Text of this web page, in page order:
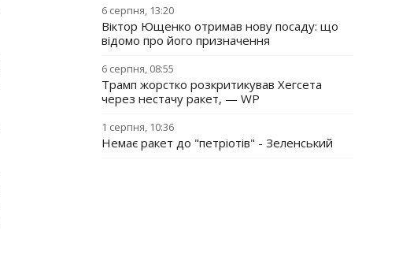
6 серпня, 13:20
Віктор Ющенко отримав нову посаду: що
відомо про його призначення
6 серпня, 08:55
Трамп жорстко розкритикував Хегсета
через нестачу ракет, — WP
1 серпня, 10:36
Немає ракет до "петріотів" - Зеленський